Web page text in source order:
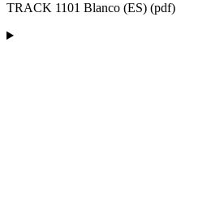
TRACK 1101 Blanco (ES) (pdf)